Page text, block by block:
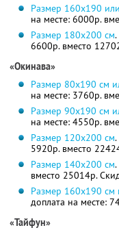
Размер 160х190
на месте: 6000р.
Размер 180х200 см
6600р. вместо
«Окинава»
Размер 80х190 cм
на месте: 3760р.
Размер 90х190 cм
на месте: 4550р.
Размер 120х200 см
5920р. вместо
Размер 140х200 см
вместо 25014р.
Размер 160х190 cм
доплата на месте:
«Тайфун»